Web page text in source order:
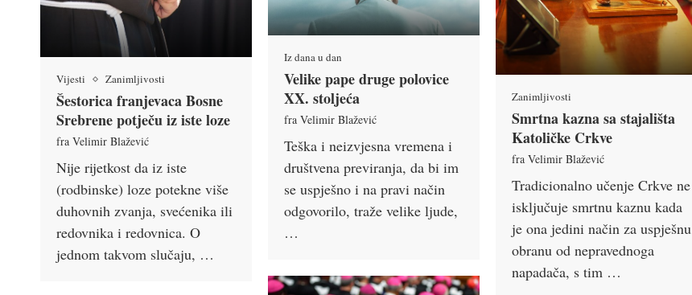
Vijesti Zanimljivosti
Šestorica franjevaca Bosne
Srebrene potječu iz iste loze
fra Velimir Blažević
Nije rijetkost da iz iste
(rodbinske) loze potekne više
duhovnih zvanja, svećenika ili
redovnika i redovnica. O
jednom takvom slučaju, …
Iz dana u dan
Velike pape druge polovice
XX. stoljeća
fra Velimir Blažević
Teška i neizvjesna vremena i
društvena previranja, da bi im
se uspješno i na pravi način
odgovorilo, traže velike ljude,
…
Zanimljivosti
Smrtna kazna sa stajališta
Katoličke Crkve
fra Velimir Blažević
Tradicionalno učenje Crkve ne
isključuje smrtnu kaznu kada
je ona jedini način za uspješnu
obranu od nepravednoga
napadača, s tim …